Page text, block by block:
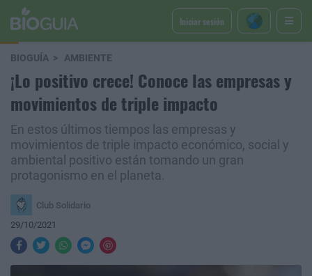
Iniciar sesión
BIOGUÍA AMBIENTE
¡Lo positivo crece! Conoce las empresas y
movimientos de triple impacto
En estos últimos tiempos las empresas y
movimientos de triple impacto económico, social y
ambiental positivo están tomando un gran
protagonismo en el planeta.
Club Solidario
29/10/2021